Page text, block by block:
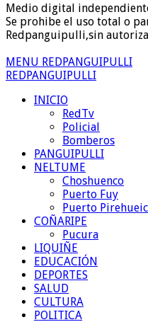
Medio digital
Se prohibe el uso total o
Redpanguipulli,sin
MENU REDPANGUIPULLI
REDPANGUIPULLI
INICIO
RedTv
Policial
Bomberos
PANGUIPULLI
NELTUME
Choshuenco
Puerto Fuy
Puerto
COÑARIPE
Pucura
LIQUIÑE
EDUCACIÓN
DEPORTES
SALUD
CULTURA
POLITICA